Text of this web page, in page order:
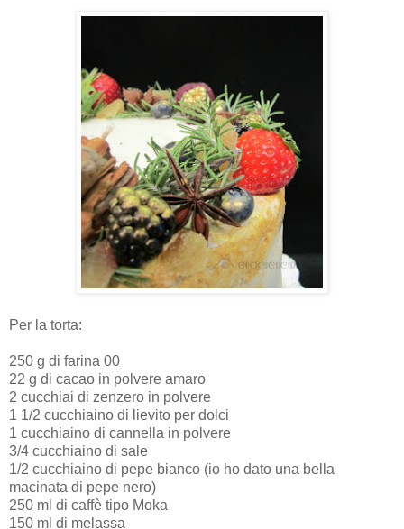
Per la torta:
250 g di farina 00
22 g di cacao in polvere amaro
2 cucchiai di zenzero in polvere
1 1/2 cucchiaino di lievito per dolci
1 cucchiaino di cannella in polvere
3/4 cucchiaino di sale
1/2 cucchiaino di pepe bianco (io ho dato una bella
macinata di pepe nero)
250 ml di caffè tipo Moka
150 ml di melassa